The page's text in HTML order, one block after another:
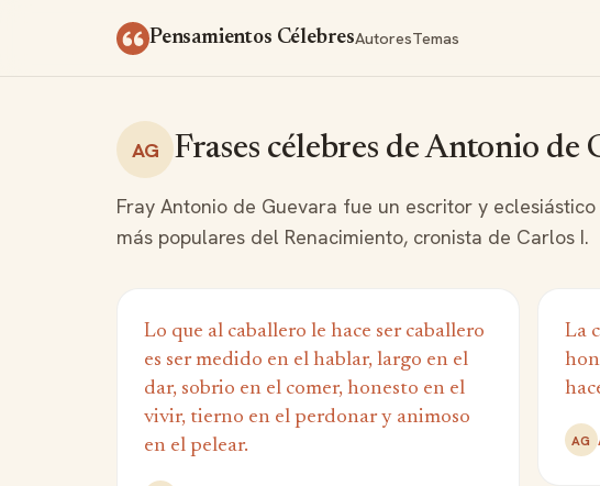
Pensamientos CélebresAutoresTemas
AG Frases célebres de Antonio de
Fray Antonio de Guevara fue un escritor y
más populares del Renacimiento, cronista de Carlos I.
Lo que al caballero le hace ser caballero
es ser medido en el hablar, largo en el
dar, sobrio en el comer, honesto en el
vivir, tierno en el perdonar y animoso
en el pelear.
La
AG